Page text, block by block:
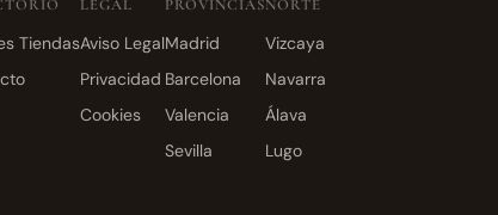
Tiendas
LEGAL
Aviso Legal
Privacidad
Cookies
PROVINCIAS
Madrid
Barcelona
Valencia
Sevilla
NORTE
Vizcaya
Navarra
Álava
Lugo